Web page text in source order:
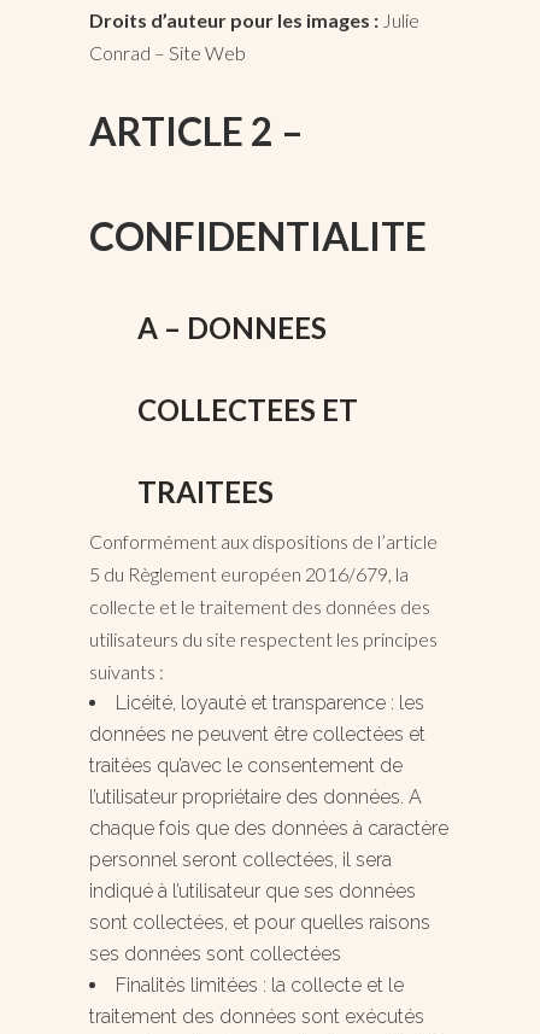
Droits d’auteur pour les images : Julie
Conrad – Site Web
ARTICLE 2 –
CONFIDENTIALITE
A – DONNEES
COLLECTEES ET
TRAITEES
Conformément aux dispositions de l’article
5 du Règlement européen 2016/679, la
collecte et le traitement des données des
utilisateurs du site respectent les principes
suivants :
Licéité, loyauté et transparence : les
données ne peuvent être collectées et
traitées qu’avec le consentement de
l’utilisateur propriétaire des données. A
chaque fois que des données à caractère
personnel seront collectées, il sera
indiqué à l’utilisateur que ses données
sont collectées, et pour quelles raisons
ses données sont collectées
Finalités limitées : la collecte et le
traitement des données sont exécutés